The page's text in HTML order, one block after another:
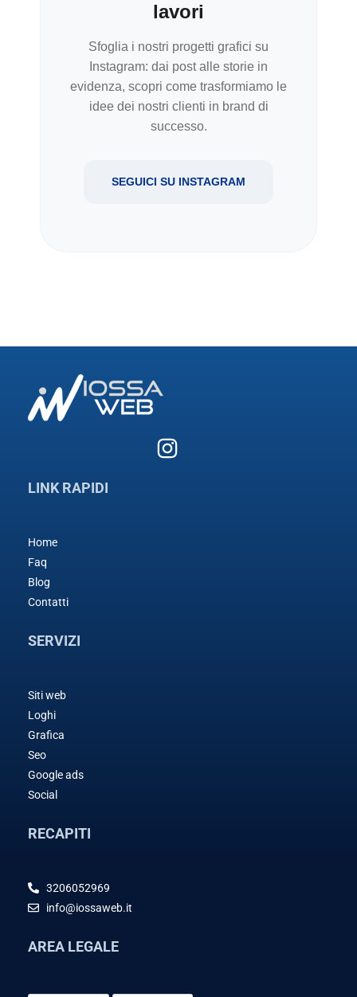
lavori
Sfoglia i nostri progetti grafici su
Instagram: dai post alle storie in
evidenza, scopri come trasformiamo le
idee dei nostri clienti in brand di
successo.
SEGUICI SU INSTAGRAM
LINK RAPIDI
Home
Faq
Blog
Contatti
SERVIZI
Siti web
Loghi
Grafica
Seo
Google ads
Social
RECAPITI
3206052969
info@iossaweb.it
AREA LEGALE